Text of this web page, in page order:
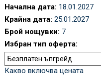
Начална дата: 18.01.2027
Крайна дата: 25.01.2027
Брой нощувки: 7
Избран тип оферта:
Какво включва цената